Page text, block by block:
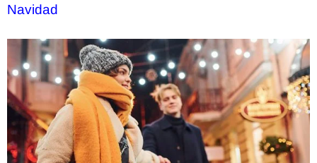
Navidad